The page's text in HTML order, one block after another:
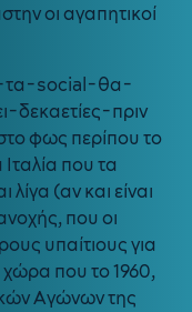
οι αγαπητικοί
τα-social-θα-
δεκαετίες-πριν
φως περίπου το
που τα
(αν και είναι
που οι
υπαίτιους για
χώρα που το 1960,
Αγώνων της